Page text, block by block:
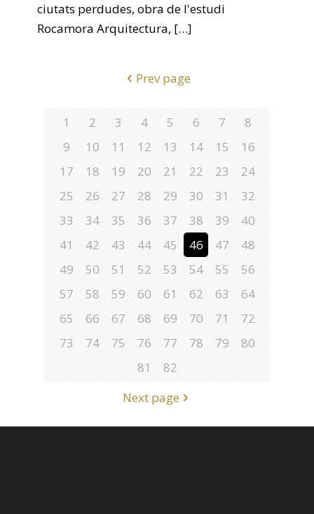
ciutats perdudes, obra de l'estudi
Rocamora Arquitectura, […]
Prev page
1 2 3 4 5 6 7
8
9
10 11 12 13 14 15
16
17
18 19 20 21 22 23
24
25
26 27 28 29 30 31
32
33
34 35 36 37 38 39
40
41
42 43 44 45 46 47
48
49
50 51 52 53 54 55
56
57
58 59 60 61 62 63
64
65
66 67 68 69 70 71
72
73
74 75 76 77 78 79
80
81
82
Next page